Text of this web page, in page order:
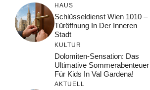
HAUS
Schlüsseldienst Wien 1010 –
Türöffnung In Der Inneren
Stadt
KULTUR
Dolomiten-Sensation: Das
Ultimative Sommerabenteuer
Für Kids In Val Gardena!
AKTUELL